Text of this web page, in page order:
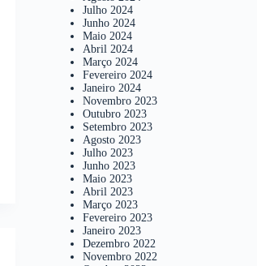
Julho 2024
Junho 2024
Maio 2024
Abril 2024
Março 2024
Fevereiro 2024
Janeiro 2024
Novembro 2023
Outubro 2023
Setembro 2023
Agosto 2023
Julho 2023
Junho 2023
Maio 2023
Abril 2023
Março 2023
Fevereiro 2023
Janeiro 2023
Dezembro 2022
Novembro 2022